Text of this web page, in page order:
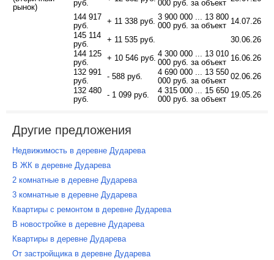
рынок)
руб.
000 руб. за объект
144 917
руб.
+ 11 338 руб. 3 900 000 ... 13 800
000 руб. за объект 14.07.26
145 114
руб.
+ 11 535 руб.
30.06.26
144 125
руб.
+ 10 546 руб. 4 300 000 ... 13 010
000 руб. за объект 16.06.26
132 991
руб.
- 588 руб.
4 690 000 ... 13 550
000 руб. за объект 02.06.26
132 480
руб.
- 1 099 руб.
4 315 000 ... 15 650
000 руб. за объект 19.05.26
Другие предложения
Недвижимость в деревне Дударева
В ЖК в деревне Дударева
2 комнатные в деревне Дударева
3 комнатные в деревне Дударева
Квартиры с ремонтом в деревне Дударева
В новостройке в деревне Дударева
Квартиры в деревне Дударева
От застройщика в деревне Дударева